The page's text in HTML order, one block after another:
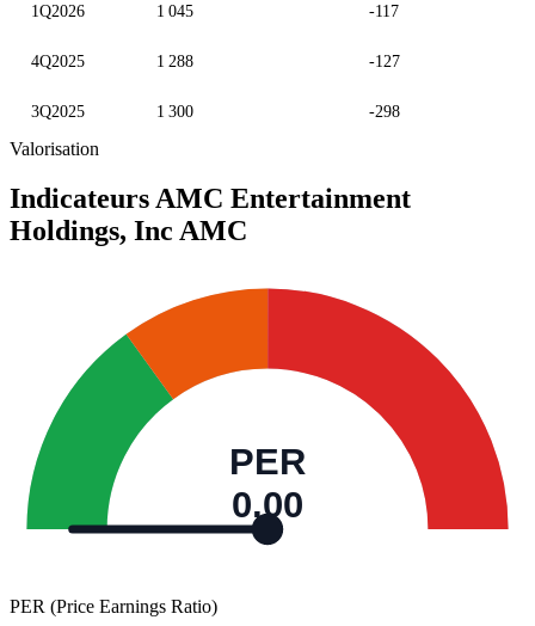
1Q2026 1 045 -117
4Q2025 1 288 -127
3Q2025 1 300 -298
Valorisation
Indicateurs AMC Entertainment
Holdings, Inc AMC
PER
0,00
PER (Price Earnings Ratio)